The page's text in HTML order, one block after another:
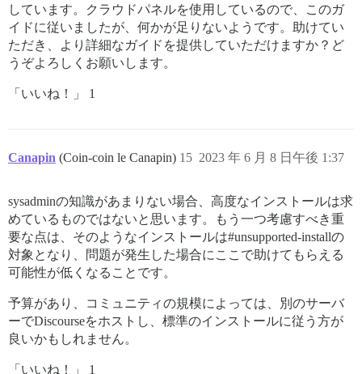
しています。クラウドパネルを使用しているので、このガ
イドに従いましたが、何かが足りないようです。助けてい
ただき、より詳細なガイドを提供していただけますか？ど
うぞよろしくお願いします。
「いいね！」 1
Canapin (Coin-coin le Canapin) 2023 年 6 月 8 日午後 1:37
15
sysadminの知識があまりない場合、高度なインストールは求
めているものではないと思います。もう一つ考慮すべき重
要な点は、そのようなインストールは#unsupported-installの
対象となり、問題が発生した場合にここで助けてもらえる
可能性が低くなることです。
予算があり、コミュニティの規模によっては、別のサーバ
ーでDiscourseをホストし、標準のインストールに従う方が
良いかもしれません。
「いいね！」 1